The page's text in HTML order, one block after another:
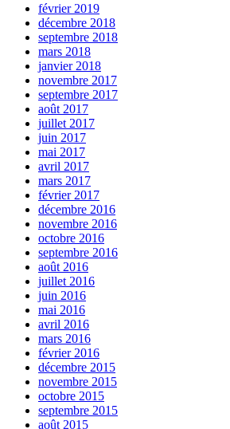
février 2019
décembre 2018
septembre 2018
mars 2018
janvier 2018
novembre 2017
septembre 2017
août 2017
juillet 2017
juin 2017
mai 2017
avril 2017
mars 2017
février 2017
décembre 2016
novembre 2016
octobre 2016
septembre 2016
août 2016
juillet 2016
juin 2016
mai 2016
avril 2016
mars 2016
février 2016
décembre 2015
novembre 2015
octobre 2015
septembre 2015
août 2015